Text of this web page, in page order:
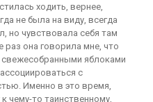
ходить, вернее,
не была на виду, всегда
но чувствовала себя там
раз она говорила мне, что
свежесобранными яблоками
с
Именно в это время,
чему-то таинственному,